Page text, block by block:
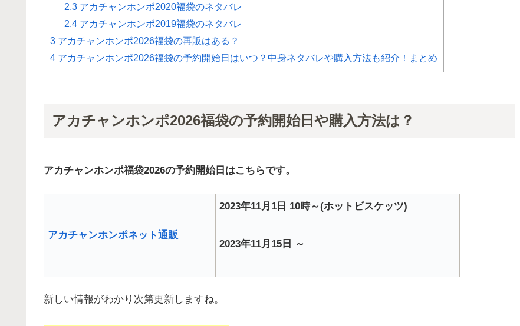
2.3 アカチャンホンポ2020福袋のネタバレ
2.4 アカチャンホンポ2019福袋のネタバレ
3 アカチャンホンポ2026福袋の再販はある？
4 アカチャンホンポ2026福袋の予約開始日はいつ？中身ネタバレや購入方法も紹介！まとめ
アカチャンホンポ2026福袋の予約開始日や購入方法は？
アカチャンホンポ福袋2026の予約開始日はこちらです。
アカチャンホンポネット通販
2023年11月1日 10時～(ホットビスケッツ)
2023年11月15日 ～
新しい情報がわかり次第更新しますね。